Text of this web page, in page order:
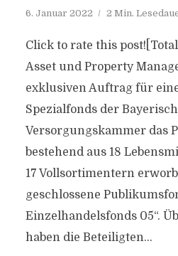
6. Januar 2022 2 Min.
Click to rate this
Asset und Property
exklusiven Auftrag für
Spezialfonds der
Versorgungskammer das
bestehend aus 18
17 Vollsortimentern
geschlossene
Einzelhandelsfonds 05“.
haben die Beteiligten...